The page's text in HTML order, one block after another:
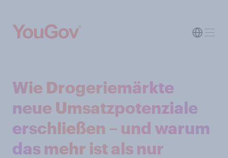
Wie Drogeriemärkte
neue Umsatzpotenziale
erschließen – und warum
das mehr ist als nur